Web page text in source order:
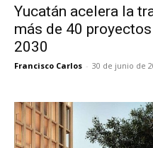
Yucatán acelera la
más de 40
2030
Francisco Carlos - 30 de junio de